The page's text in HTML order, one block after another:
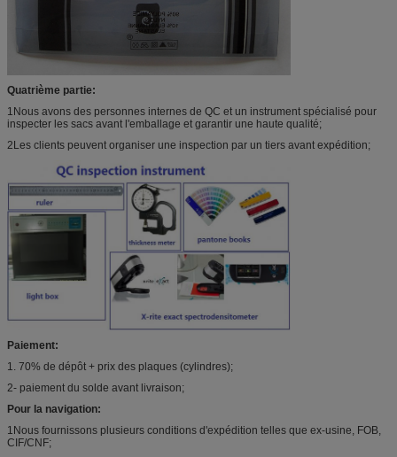
Quatrième partie:
1Nous avons des personnes internes de QC et un instrument spécialisé pour
inspecter les sacs avant l'emballage et garantir une haute qualité;
2Les clients peuvent organiser une inspection par un tiers avant expédition;
Paiement:
1. 70% de dépôt + prix des plaques (cylindres);
2- paiement du solde avant livraison;
Pour la navigation:
1Nous fournissons plusieurs conditions d'expédition telles que ex-usine, FOB,
CIF/CNF;